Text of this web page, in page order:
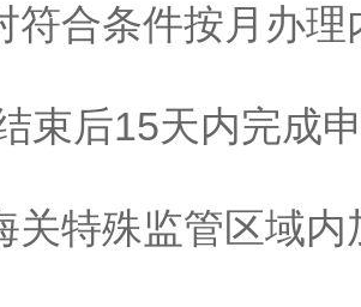
符合条件按月办
束后15天内完成
关特殊监管区域